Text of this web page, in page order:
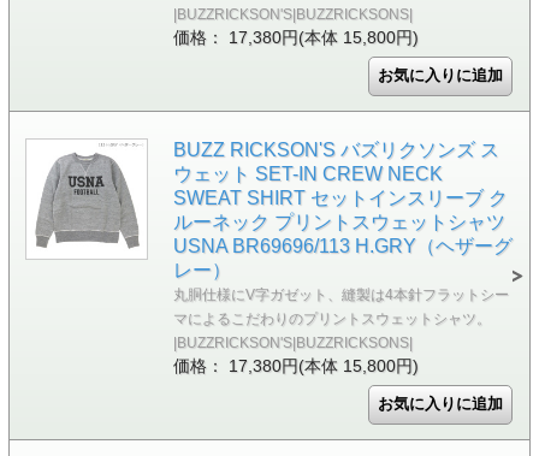
|BUZZRICKSON'S|BUZZRICKSONS|
価格： 17,380円(本体 15,800円)
BUZZ RICKSON'S バズリクソンズ ス
ウェット SET-IN CREW NECK
SWEAT SHIRT セットインスリーブ ク
ルーネック プリントスウェットシャツ
USNA BR69696/113 H.GRY（ヘザーグ
レー）
丸胴仕様にV字ガゼット、縫製は4本針フラットシー
マによるこだわりのプリントスウェットシャツ。
|BUZZRICKSON'S|BUZZRICKSONS|
価格： 17,380円(本体 15,800円)